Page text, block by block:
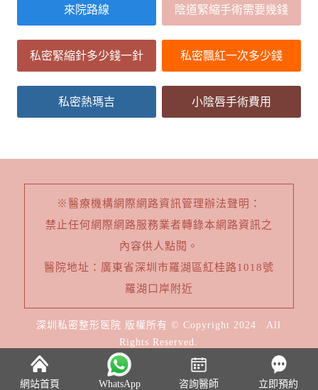
立即預約
咨詢醫師
WhatsApp
網站首頁
來院路線 陰道緊縮手術需要幾錢
私密緊縮針多少錢一針 私密飄紅一次多少錢
私密熱瑪吉 小陰唇手術費用
※醫療機構網際網路資訊管理辦法聲明：
禁止任何網際網路服務業者轉錄本網路資訊之
內容供人點閱。
醫院地址：廣東省深圳市羅湖區紅桂路1018號
羅湖口岸附近
深圳私密整形医院 版權所有 © Copyright 2024 . All
Rights Reserved.